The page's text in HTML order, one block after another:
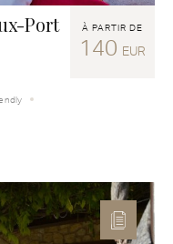
Port À PARTIR DE
140 EUR